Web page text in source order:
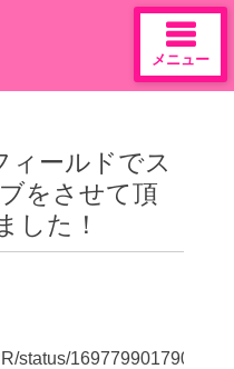
メニュー
ィールドでス
をさせて頂
した！
status/